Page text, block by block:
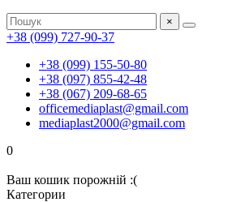
×
+38 (099) 727-90-37
+38 (099) 155-50-80
+38 (097) 855-42-48
+38 (067) 209-68-65
officemediaplast@gmail.com
mediaplast2000@gmail.com
0
Ваш кошик порожній :(
Категории